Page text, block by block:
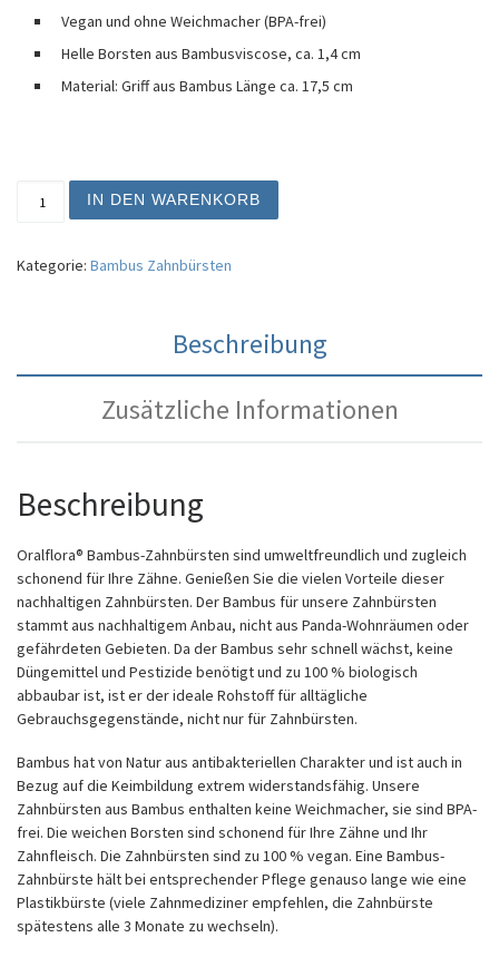
Vegan und ohne Weichmacher (BPA-frei)
Helle Borsten aus Bambusviscose, ca. 1,4 cm
Material: Griff aus Bambus Länge ca. 17,5 cm
5x Oralflora® Bambuszahnbürste mit weißen Borsten
IN DEN WARENKORB
Kategorie: Bambus Zahnbürsten
Beschreibung
Zusätzliche Informationen
Beschreibung
Oralflora® Bambus-Zahnbürsten sind umweltfreundlich und zugleich
schonend für Ihre Zähne. Genießen Sie die vielen Vorteile dieser
nachhaltigen Zahnbürsten. Der Bambus für unsere Zahnbürsten
stammt aus nachhaltigem Anbau, nicht aus Panda-Wohnräumen oder
gefährdeten Gebieten. Da der Bambus sehr schnell wächst, keine
Düngemittel und Pestizide benötigt und zu 100 % biologisch
abbaubar ist, ist er der ideale Rohstoff für alltägliche
Gebrauchsgegenstände, nicht nur für Zahnbürsten.
Bambus hat von Natur aus antibakteriellen Charakter und ist auch in
Bezug auf die Keimbildung extrem widerstandsfähig. Unsere
Zahnbürsten aus Bambus enthalten keine Weichmacher, sie sind BPA-
frei. Die weichen Borsten sind schonend für Ihre Zähne und Ihr
Zahnfleisch. Die Zahnbürsten sind zu 100 % vegan. Eine Bambus-
Zahnbürste hält bei entsprechender Pflege genauso lange wie eine
Plastikbürste (viele Zahnmediziner empfehlen, die Zahnbürste
spätestens alle 3 Monate zu wechseln).